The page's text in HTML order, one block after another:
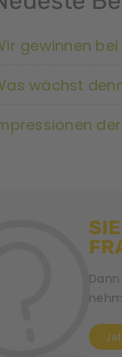
gewinnen
wächst